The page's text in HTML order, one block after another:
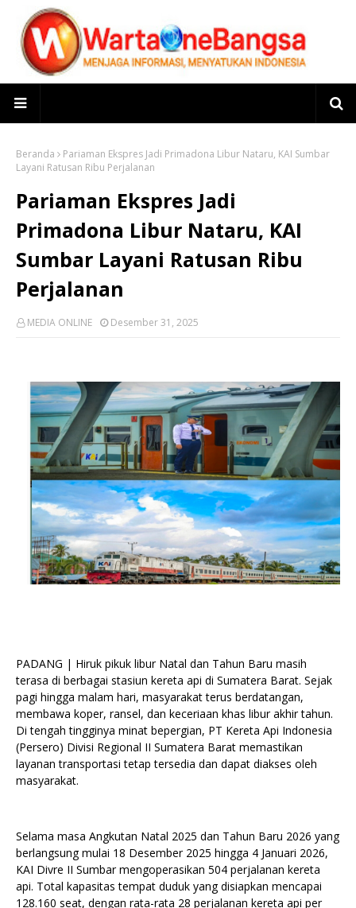
Beranda
Pariaman Ekspres Jadi Primadona Libur Nataru, KAI Sumbar
Layani Ratusan Ribu Perjalanan
Pariaman Ekspres Jadi
Primadona Libur Nataru, KAI
Sumbar Layani Ratusan Ribu
Perjalanan
MEDIA ONLINE Desember 31, 2025
PADANG | Hiruk pikuk libur Natal dan Tahun Baru masih
terasa di berbagai stasiun kereta api di Sumatera Barat. Sejak
pagi hingga malam hari, masyarakat terus berdatangan,
membawa koper, ransel, dan keceriaan khas libur akhir tahun.
Di tengah tingginya minat bepergian, PT Kereta Api Indonesia
(Persero) Divisi Regional II Sumatera Barat memastikan
layanan transportasi tetap tersedia dan dapat diakses oleh
masyarakat.
Selama masa Angkutan Natal 2025 dan Tahun Baru 2026 yang
berlangsung mulai 18 Desember 2025 hingga 4 Januari 2026,
KAI Divre II Sumbar mengoperasikan 504 perjalanan kereta
api. Total kapasitas tempat duduk yang disiapkan mencapai
128.160 seat, dengan rata-rata 28 perjalanan kereta api per